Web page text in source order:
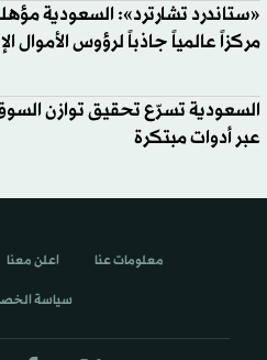
«ستاندرد تشارترد»: السعودية
مركزاً عالمياً جاذباً لرؤوس الأموال
السعودية تسرّع تحقيق توازن
عبر أدوات مبتكرة
معلومات عنا اعلن معنا
سياسة